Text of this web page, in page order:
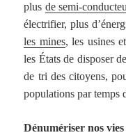
plus de semi-
électrifier, plus
les mines, les usines
les États de disposer
de tri des citoyens,
populations par temps
Dénumériser nos vies